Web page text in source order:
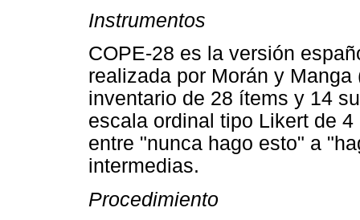
Instrumentos
COPE-28 es la versión
realizada por Morán y
inventario de 28 ítems y 14
escala ordinal tipo Likert de
entre "nunca hago esto" a
intermedias.
Procedimiento